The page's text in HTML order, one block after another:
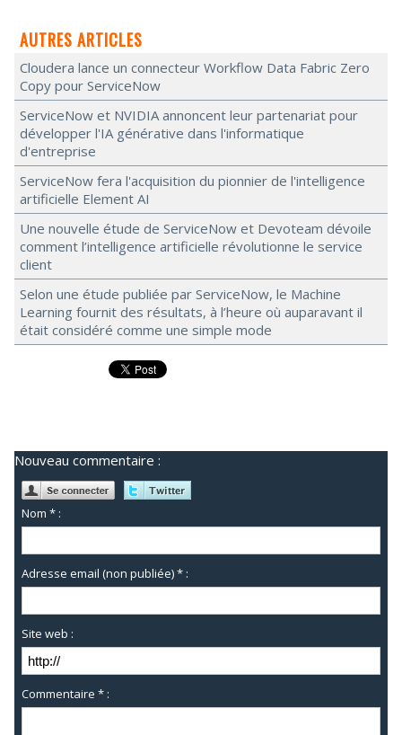
AUTRES ARTICLES
Cloudera lance un connecteur Workflow Data Fabric Zero
Copy pour ServiceNow
ServiceNow et NVIDIA annoncent leur partenariat pour
développer l'IA générative dans l'informatique
d'entreprise
ServiceNow fera l'acquisition du pionnier de l'intelligence
artificielle Element AI
Une nouvelle étude de ServiceNow et Devoteam dévoile
comment l’intelligence artificielle révolutionne le service
client
Selon une étude publiée par ServiceNow, le Machine
Learning fournit des résultats, à l’heure où auparavant il
était considéré comme une simple mode
Nouveau commentaire :
Nom * :
Adresse email (non publiée) * :
Site web :
Commentaire * :